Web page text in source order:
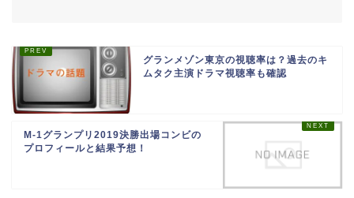
グランメゾン東京の視聴率は？過去のキ
ムタク主演ドラマ視聴率も確認
M-1グランプリ2019決勝出場コンビの
プロフィールと結果予想！